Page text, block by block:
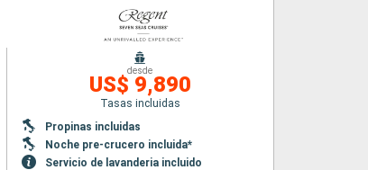
desde
US$ 9,890
Tasas incluidas
Propinas incluidas
Noche pre-crucero incluida*
Servicio de lavanderia incluido